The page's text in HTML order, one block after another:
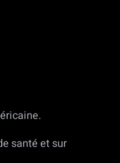
santé et sur